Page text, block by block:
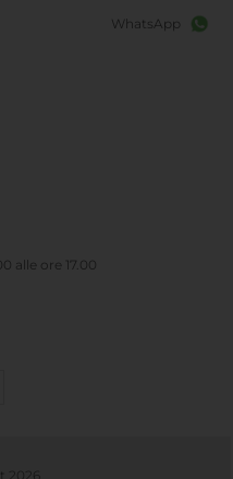
WhatsApp
alle ore 17.00
2026